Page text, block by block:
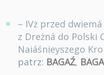
– IVż przed
z Dreżná do Polski
Naiáśnieyszego
patrz: BAGAŹ,